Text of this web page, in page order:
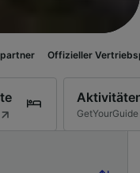
Vertriebspartner
GetYourGuide